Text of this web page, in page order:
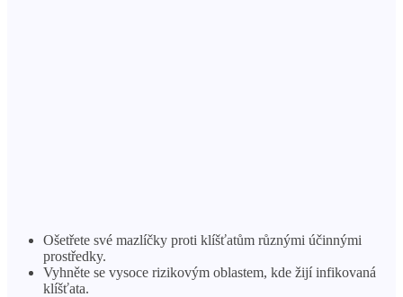
Ošetřete své mazlíčky proti klíšťatům různými účinnými
prostředky.
Vyhněte se vysoce rizikovým oblastem, kde žijí infikovaná
klíšťata.